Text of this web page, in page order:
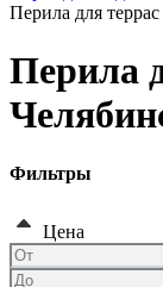
Перила для
Перила
Фильтры
Цена